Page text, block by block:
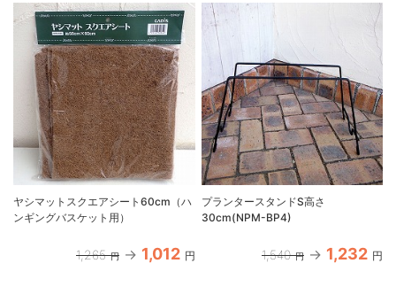
ヤシマットスクエアシート60cm（ハ
ンギングバスケット用）
1,265 円 1,012 円
プランタースタンドS高さ
30cm(NPM-BP4)
1,540 円 1,232 円